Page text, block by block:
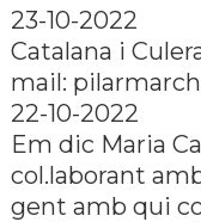
23-10-2022
Catalana i
mail:
22-10-2022
Em dic Maria
col.laborant
gent amb qui